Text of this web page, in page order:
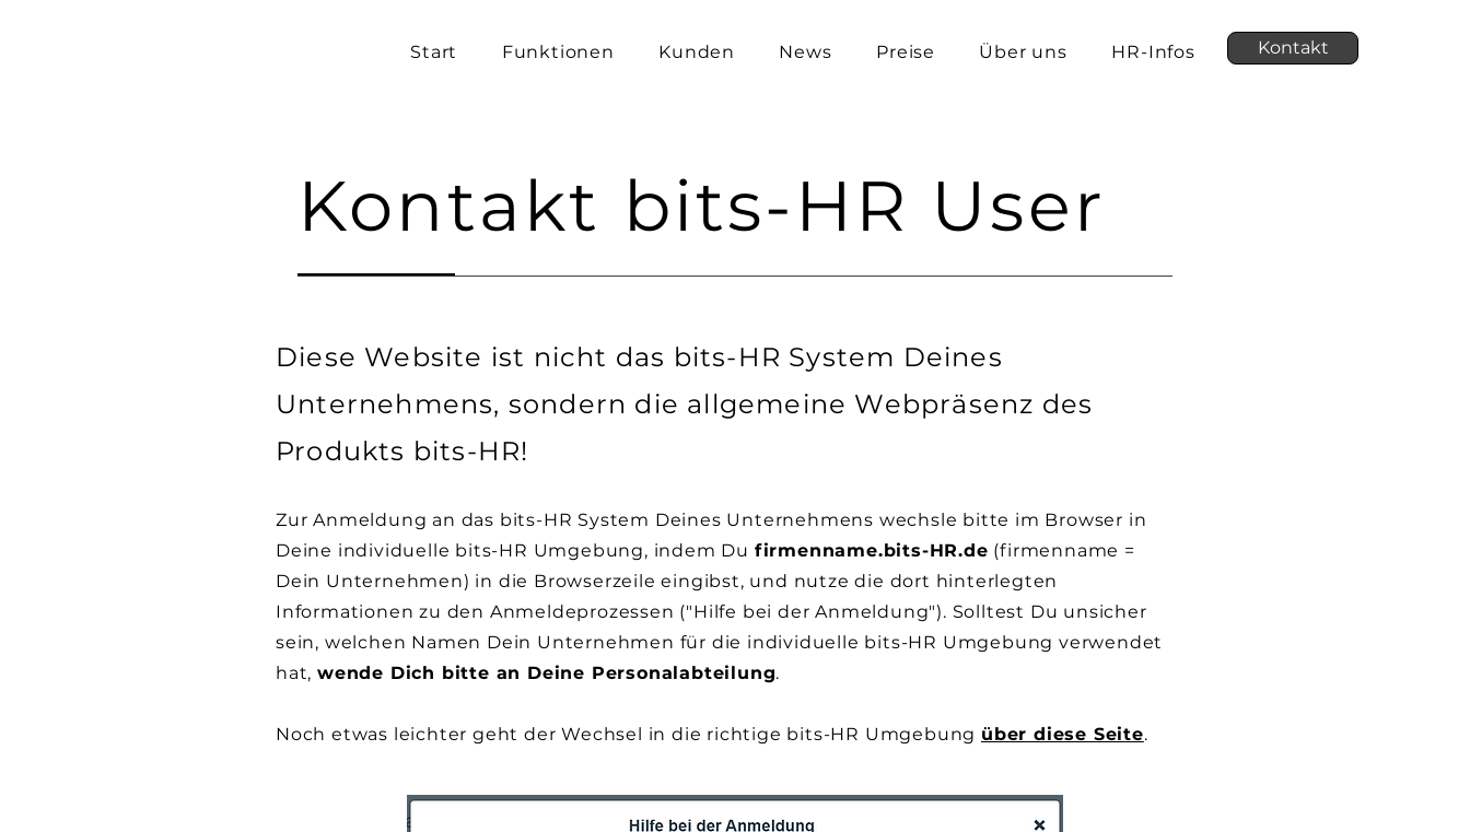
Start Funktionen Kunden News Preise Über uns HR-Infos Kontakt
Kontakt bits-HR User
Diese Website ist nicht das bits-HR System Deines
Unternehmens, sondern die allgemeine Webpräsenz des
Produkts bits-HR!
Zur Anmeldung an das bits-HR System Deines Unternehmens wechsle bitte im Browser in
Deine individuelle bits-HR Umgebung, indem Du firmenname.bits-HR.de (firmenname =
Dein Unternehmen) in die Browserzeile eingibst, und nutze die dort hinterlegten
Informationen zu den Anmeldeprozessen ("Hilfe bei der Anmeldung"). Solltest Du unsicher
sein, welchen Namen Dein Unternehmen für die individuelle bits-HR Umgebung verwendet
hat, wende Dich bitte an Deine Personalabteilung.​​​​​
Noch etwas leichter geht der Wechsel in die richtige bits-HR Umgebung über diese Seite.